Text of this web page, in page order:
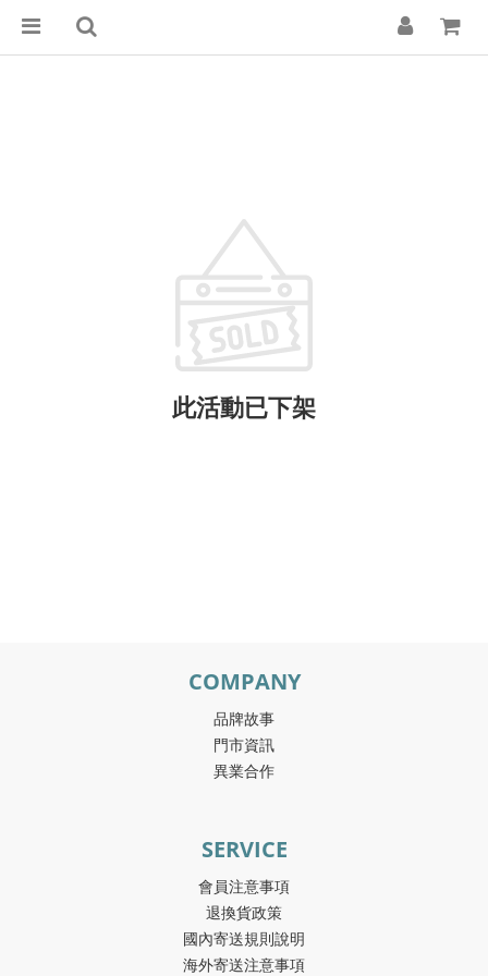
此活動已下架
COMPANY
品牌故事
門市資訊
異業合作
SERVICE
會員注意事項
退換貨政策
國內寄送規則說明
海外寄送注意事項